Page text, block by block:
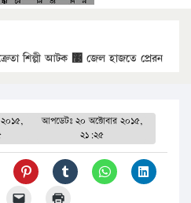
শিল্পী আটক ঳ জেল হাজতে প্রেরন
আপডেটঃ ২০ অক্টোবার ২০১৫,
২১:২৫